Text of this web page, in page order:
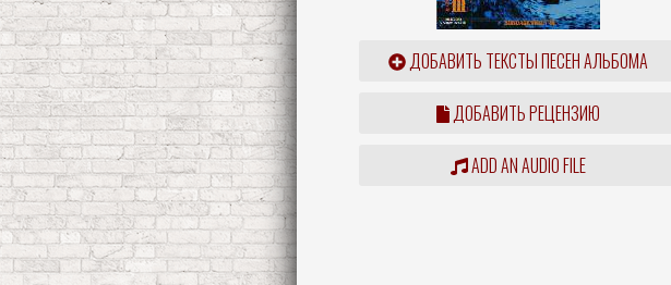
ДОБАВИТЬ ТЕКСТЫ ПЕСЕН АЛЬБОМА
ДОБАВИТЬ РЕЦЕНЗИЮ
ADD AN AUDIO FILE